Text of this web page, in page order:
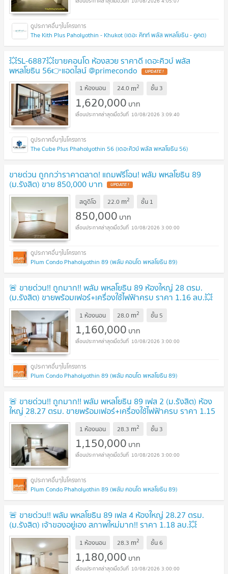
The Kith Plus Paholyothin - Khukot (เดอะ คิทท์ พลัส พหลโยธิน - คูคต)
💥SL-6887💥ขายคอนโด ห้องสวย ราคาดี เดอะคิวบ์ พลัส
พหลโยธิน 56👉แอดไลน์ @primecondo UPDATE !
1 ห้องนอน 24.0 m2 ชั้น 3
1,620,000 บาท
10/08/2026 3:09:40
The Cube Plus Phaholyothin 56 (เดอะคิวบ์ พลัส พหลโยธิน 56)
ขายด่วน ถูกกว่าราคาตลาด! แถมฟรีโอน! พลัม พหลโยธิน 89
(ม.รังสิต) ขาย 850,000 บาท UPDATE !
สตูดิโอ 22.0 m2 ชั้น 1
850,000 บาท
10/08/2026 3:00:00
Plum Condo Phaholyothin 89 (พลัม คอนโด พหลโยธิน 89)
🚨 ขายด่วน!! ถูกมาก!! พลัม พหลโยธิน 89 ห้องใหญ่ 28 ตรม.
(ม.รังสิต) ขายพร้อมเฟอร์+เครื่องใช้ไฟฟ้าครบ ราคา 1.16 ลบ.💥
UPDATE !
1 ห้องนอน 28.0 m2 ชั้น 5
1,160,000 บาท
10/08/2026 3:00:00
Plum Condo Phaholyothin 89 (พลัม คอนโด พหลโยธิน 89)
🚨 ขายด่วน!! ถูกมาก!! พลัม พหลโยธิน 89 เฟส 2 (ม.รังสิต) ห้อง
ใหญ่ 28.27 ตรม. ขายพร้อมเฟอร์+เครื่องใช้ไฟฟ้าครบ ราคา 1.15
ลบ.💥 UPDATE !
1 ห้องนอน 28.3 m2 ชั้น 3
1,150,000 บาท
10/08/2026 3:00:00
Plum Condo Phaholyothin 89 (พลัม คอนโด พหลโยธิน 89)
🚨 ขายด่วน!! พลัม พหลโยธิน 89 เฟส 4 ห้องใหญ่ 28.27 ตรม.
(ม.รังสิต) เจ้าของอยู่เอง สภาพใหม่มาก!! ราคา 1.18 ลบ.💥
UPDATE !
1 ห้องนอน 28.3 m2 ชั้น6
1,180,000 บาท
10/08/2026 3:00:00